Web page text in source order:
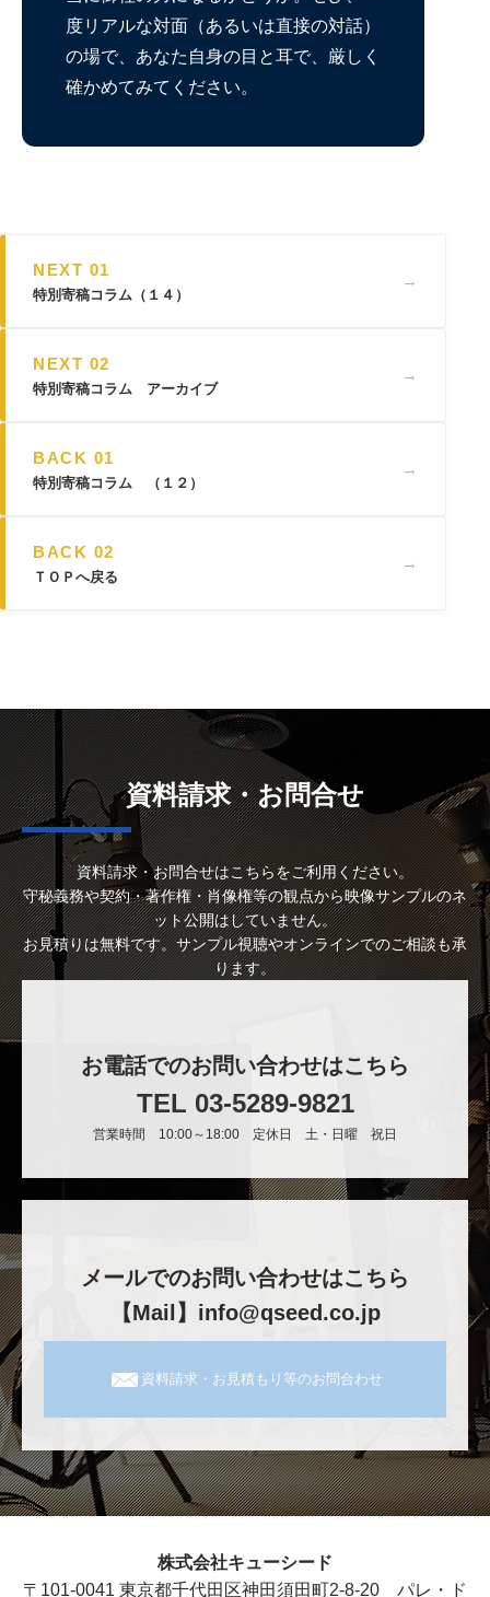
度リアルな対面（あるいは直接の対話）
の場で、あなた自身の目と耳で、厳しく
確かめてみてください。
NEXT 01
特別寄稿コラム（１４）
→
NEXT 02
特別寄稿コラム アーカイブ
→
BACK 01
特別寄稿コラム （１２）
→
BACK 02
ＴＯＰへ戻る
→
資料請求・お問合せ
資料請求・お問合せはこちらをご利用ください。
守秘義務や契約・著作権・肖像権等の観点から映像サンプルのネ
ット公開はしていません。
お見積りは無料です。サンプル視聴やオンラインでのご相談も承
ります。
お電話でのお問い合わせはこちら
TEL 03-5289-9821
営業時間 10:00～18:00 定休日 土・日曜 祝日
メールでのお問い合わせはこちら
【Mail】info@qseed.co.jp
資料請求・お見積もり等のお問合わせ
株式会社キューシード
〒101-0041 東京都千代田区神田須田町2-8-20 パレ・ド